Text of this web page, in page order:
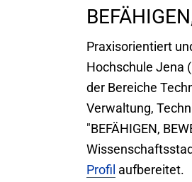
Praxisorientiert
Hochschule Jena
der Bereiche
Verwaltung,
"BEFÄHIGEN,
Profil aufbereitet.